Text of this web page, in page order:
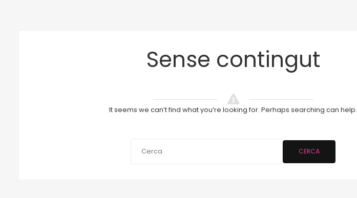
Sense contingut
It seems we can’t find what you’re looking for. Perhaps searching can help.
CERCA